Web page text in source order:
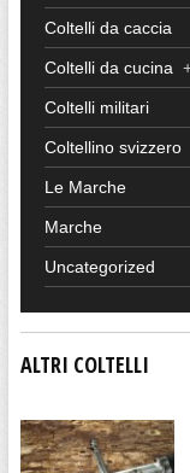
Coltelli da caccia
Coltelli da cucina
Coltelli militari
Coltellino svizzero
Le Marche
Marche
Uncategorized
ALTRI COLTELLI